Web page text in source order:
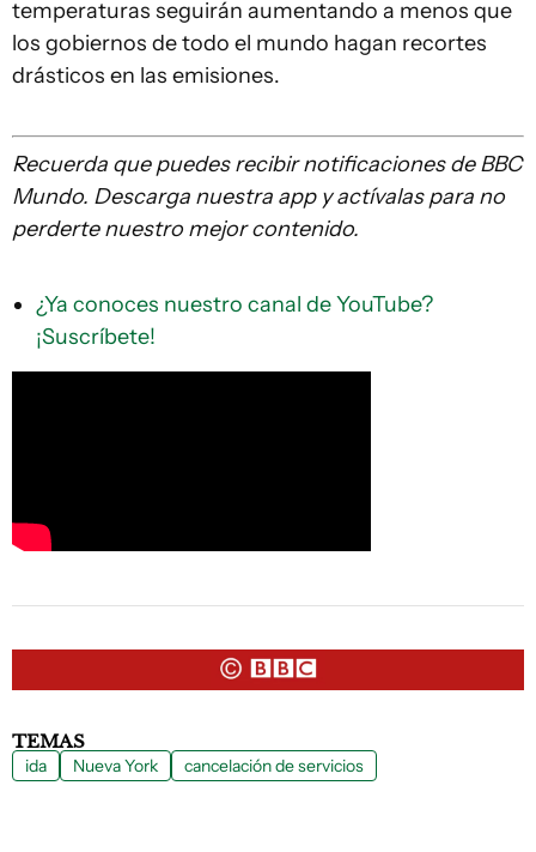
temperaturas seguirán aumentando a menos que
los gobiernos de todo el mundo hagan recortes
drásticos en las emisiones.
Recuerda quepuedes recibir notificaciones de BBC
Mundo. Descarga nuestra app y actívalas para no
perderte nuestro mejor contenido.
¿Ya conoces nuestro canal de YouTube?
¡Suscríbete!
TEMAS
ida Nueva York cancelación de servicios